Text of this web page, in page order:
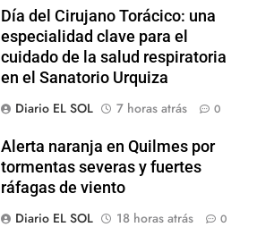
Día del Cirujano Torácico: una
especialidad clave para el
cuidado de la salud respiratoria
en el Sanatorio Urquiza
Diario EL SOL
7 horas atrás 0
Alerta naranja en Quilmes por
tormentas severas y fuertes
ráfagas de viento
Diario EL SOL
18 horas atrás 0